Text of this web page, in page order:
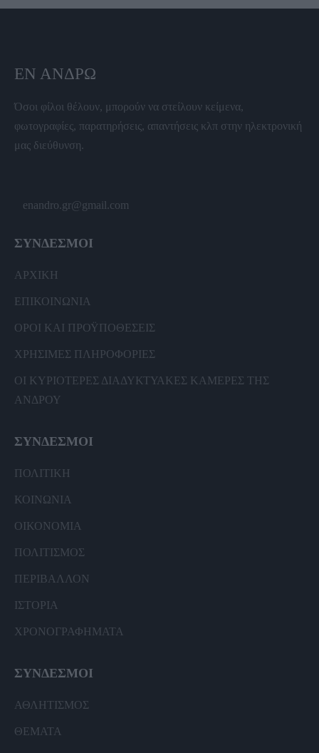
ΕΝ ΆΝΔΡΩ
Όσοι φίλοι θέλουν, μπορούν να στείλουν κείμενα,
φωτογραφίες, παρατηρήσεις, απαντήσεις κλπ στην ηλεκτρονική
μας διεύθυνση.
enandro.gr@gmail.com
ΣΥΝΔΕΣΜΟΙ
ΑΡΧΙΚΗ
ΕΠΙΚΟΙΝΩΝΙΑ
ΟΡΟΙ ΚΑΙ ΠΡΟΫΠΟΘΕΣΕΙΣ
ΧΡΗΣΙΜΕΣ ΠΛΗΡΟΦΟΡΙΕΣ
ΟΙ ΚΥΡΙΟΤΕΡΕΣ ΔΙΑΔΥΚΤΥΑΚΕΣ ΚΑΜΕΡΕΣ ΤΗΣ
ΑΝΔΡΟΥ
ΣΥΝΔΕΣΜΟΙ
ΠΟΛΙΤΙΚΗ
ΚΟΙΝΩΝΙΑ
ΟΙΚΟΝΟΜΙΑ
ΠΟΛΙΤΙΣΜΟΣ
ΠΕΡΙΒΑΛΛΟΝ
ΙΣΤΟΡΙΑ
ΧΡΟΝΟΓΡΑΦΗΜΑΤΑ
ΣΥΝΔΕΣΜΟΙ
ΑΘΛΗΤΙΣΜΟΣ
ΘΕΜΑΤΑ